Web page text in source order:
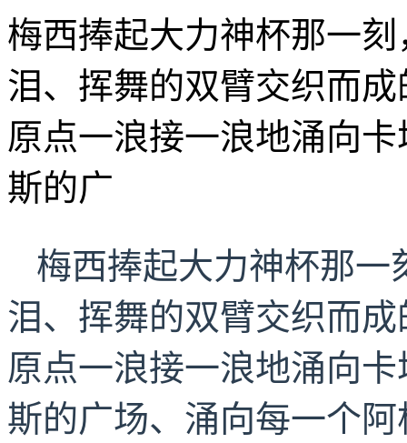
梅西捧起大力神杯那一
泪、挥舞的双臂交织而
原点一浪接一浪地涌向
斯的广
梅西捧起大力神杯那
泪、挥舞的双臂交织而
原点一浪接一浪地涌向
斯的广场、涌向每一个